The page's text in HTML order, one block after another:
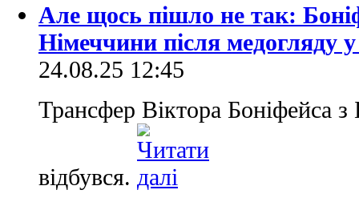
Але щось пішло не так:
Німеччини після медогляду
24.08.25 12:45
Трансфер Віктора Боніфейса
відбувся.